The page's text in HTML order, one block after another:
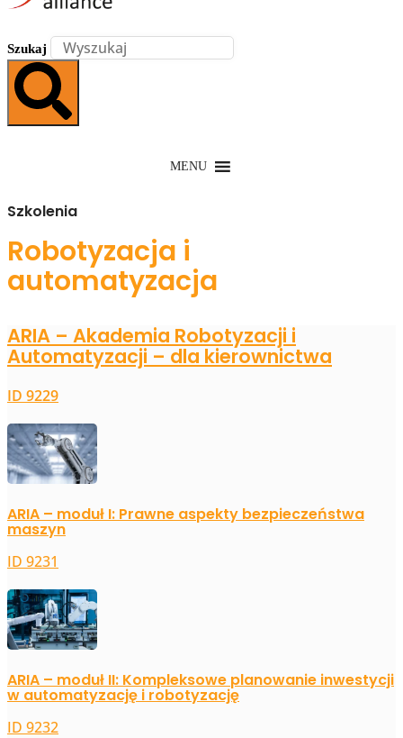
Szukaj
MENU
Szkolenia
Robotyzacja i
automatyzacja
ARIA – Akademia Robotyzacji i
Automatyzacji – dla kierownictwa
ID 9229
ARIA – moduł I: Prawne aspekty bezpieczeństwa
maszyn
ID 9231
ARIA – moduł II: Kompleksowe planowanie inwestycji
w automatyzację i robotyzację
ID 9232